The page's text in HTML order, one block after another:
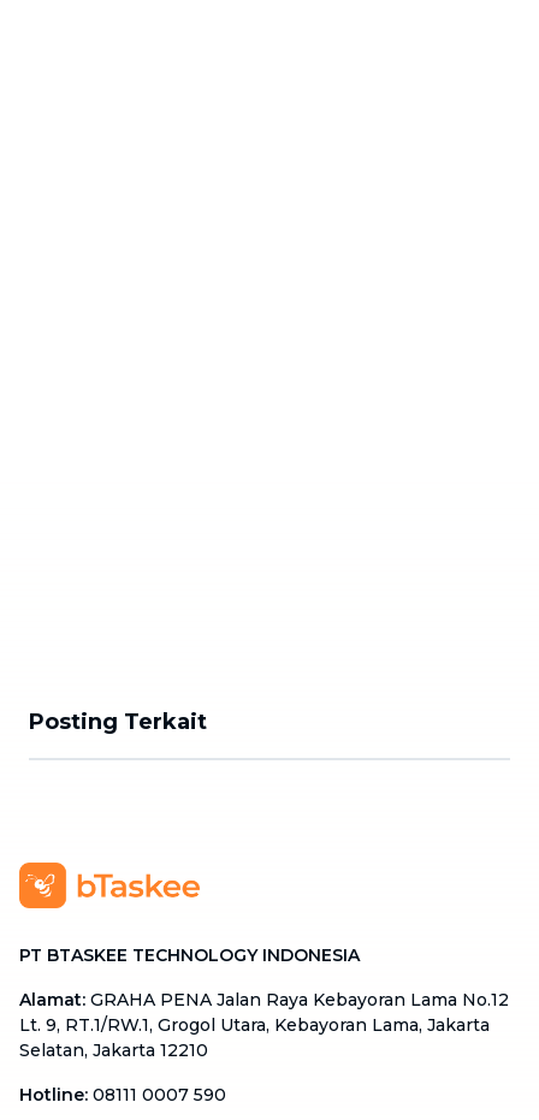
Posting Terkait
PT BTASKEE TECHNOLOGY INDONESIA
Alamat: GRAHA PENA Jalan Raya Kebayoran Lama No.12
Lt. 9, RT.1/RW.1, Grogol Utara, Kebayoran Lama, Jakarta
Selatan, Jakarta 12210
Hotline: 08111 0007 590